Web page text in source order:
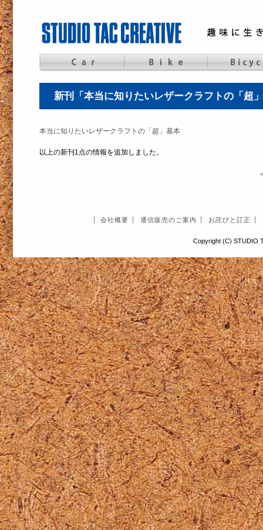
新刊「本当に知りたいレザークラフトの「超
本当に知りたいレザークラフトの「超」基本
以上の新刊1点の情報を追加しました。
会社概要 通信販売のご案内 お詫びと訂正
Copyright (C) STUDIO